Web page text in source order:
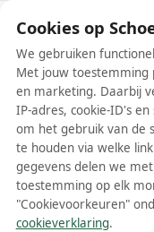
Gele
Meer lezen
Cookies op
We gebruiken
Met jouw toestemming
en marketing. Daarbij
IP-adres, cookie-ID's
om het gebruik van de
te houden via welke
gegevens delen we met
toestemming op elk
"Cookievoorkeuren"
cookieverklaring.